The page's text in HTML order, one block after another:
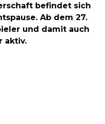
befindet sich
Ab dem 27.
und damit auch
aktiv.